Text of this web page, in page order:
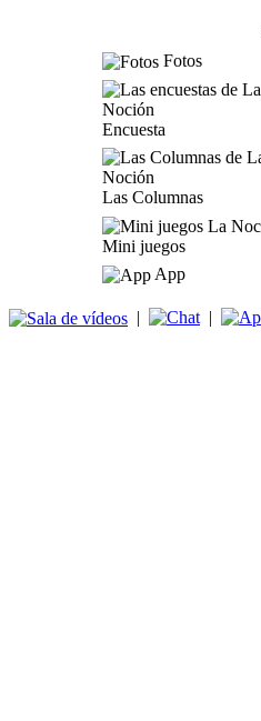
Fotos
Encuesta
Las Columnas
Mini juegos
App
| |